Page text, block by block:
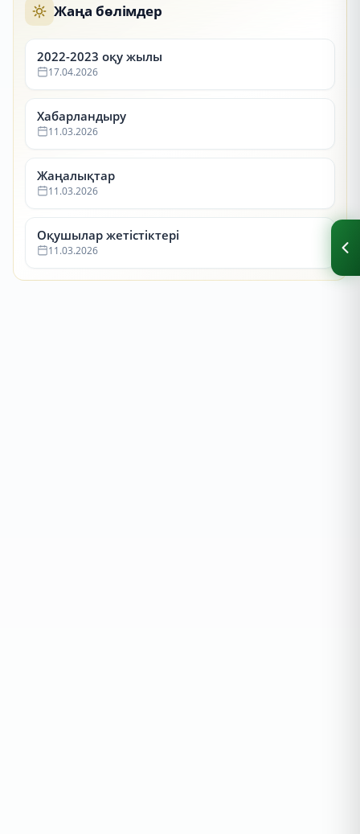
Жаңа бөлімдер
2022-2023 оқу жылы
17.04.2026
Хабарландыру
11.03.2026
Жаңалықтар
11.03.2026
Оқушылар жетістіктері
11.03.2026